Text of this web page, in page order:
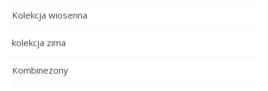
Kolekcja wiosenna
kolekcja zima
Kombinezony